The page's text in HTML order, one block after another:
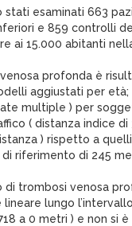
stati esaminati 663
e 859 controlli
ai 15.000 abitanti
profonda è
aggiustati per età;
multiple ) per
( distanza indice
) rispetto a
riferimento di 245
di trombosi venosa
lungo
a 0 metri ) e non si